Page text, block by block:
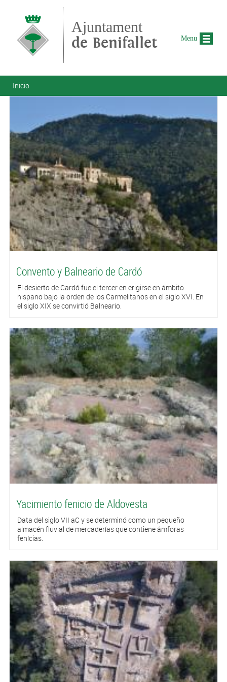
Ajuntament
de Benifallet
Se encuentra usted aquí
Inicio
Convento y Balneario de Cardó
El desierto de Cardó fue el tercer en erigirse en ámbito
hispano bajo la orden de los Carmelitanos en el siglo XVI. En
el siglo XIX se convirtió Balneario.
Yacimiento fenicio de Aldovesta
Data del siglo VII aC y se determinó como un pequeño
almacén fluvial de mercaderías que contiene ámforas
fenícias.
Menu